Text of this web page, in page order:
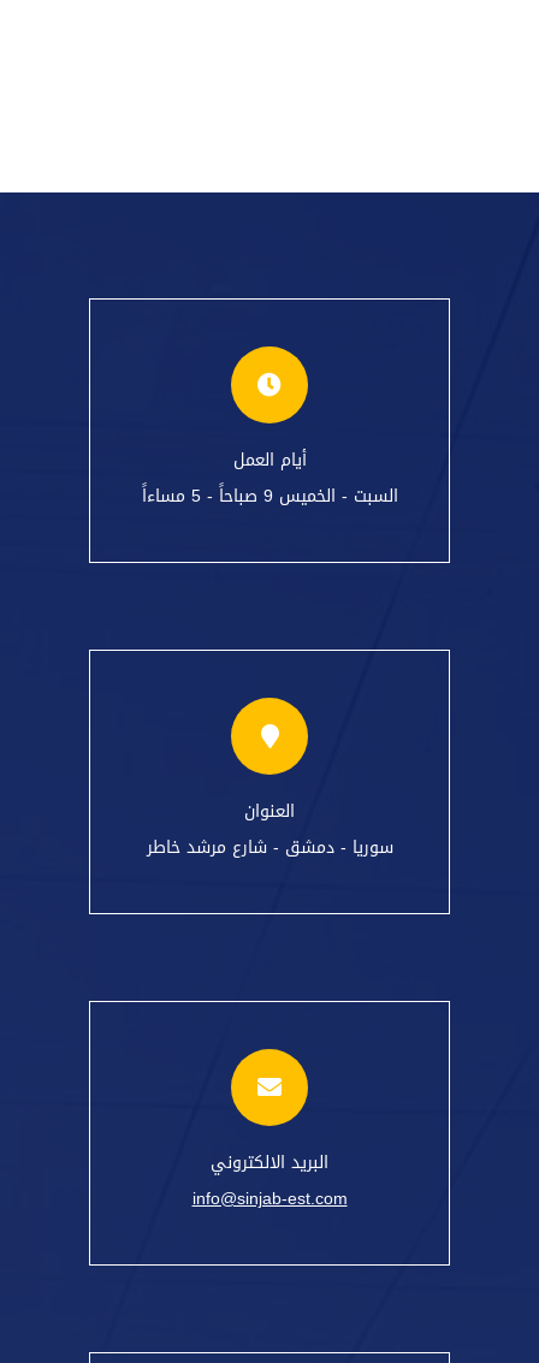
أيام العمل
السبت - الخميس 9 صباحاً - 5 مساءاً
العنوان
سوريا - دمشق - شارع مرشد خاطر
البريد الالكتروني
info@sinjab-est.com